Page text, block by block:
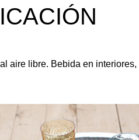
aire libre. Bebida en